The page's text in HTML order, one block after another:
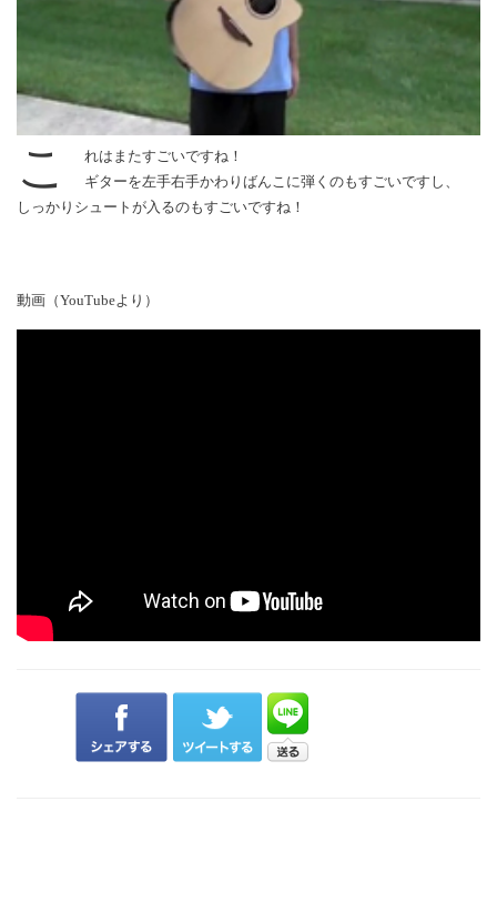
こ
れはまたすごいですね！
ギターを左手右手かわりばんこに弾くのもすごいですし、
しっかりシュートが入るのもすごいですね！
動画（YouTubeより）